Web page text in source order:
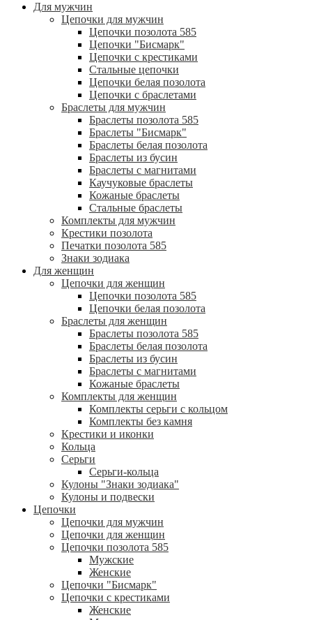
Для мужчин
Цепочки для мужчин
Цепочки позолота 585
Цепочки "Бисмарк"
Цепочки с крестиками
Стальные цепочки
Цепочки белая позолота
Цепочки с браслетами
Браслеты для мужчин
Браслеты позолота 585
Браслеты "Бисмарк"
Браслеты белая позолота
Браслеты из бусин
Браслеты с магнитами
Каучуковые браслеты
Кожаные браслеты
Стальные браслеты
Комплекты для мужчин
Крестики позолота
Печатки позолота 585
Знаки зодиака
Для женщин
Цепочки для женщин
Цепочки позолота 585
Цепочки белая позолота
Браслеты для женщин
Браслеты позолота 585
Браслеты белая позолота
Браслеты из бусин
Браслеты с магнитами
Кожаные браслеты
Комплекты для женщин
Комплекты серьги с кольцом
Комплекты без камня
Крестики и иконки
Кольца
Серьги
Серьги-кольца
Кулоны "Знаки зодиака"
Кулоны и подвески
Цепочки
Цепочки для мужчин
Цепочки для женщин
Цепочки позолота 585
Мужские
Женские
Цепочки "Бисмарк"
Цепочки с крестиками
Женские